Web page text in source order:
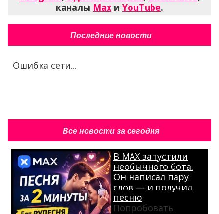
каналы Max и YouTube.
Последние новости
Ошибка сети...
Все новости за сегодня
В MAX запустили
необычного бота.
Он написал пару
слов — и получил
песню
Попробовать